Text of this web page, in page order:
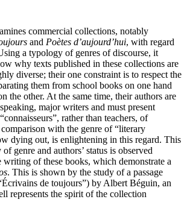
commercial collections, notably
and Poètes d’aujourd’hui, with regard
a typology of genres of discourse, it
why texts published in these collections are
diverse; their one constraint is to respect the
them from school books on one hand
the other. At the same time, their authors are
major writers and must present
rather than teachers, of
with the genre of “literary
dying out, is enlightening in this regard. This
genre and authors’ status is observed
writing of these books, which demonstrate a
. This is shown by the study of a passage
de toujours”) by Albert Béguin, an
represents the spirit of the collection